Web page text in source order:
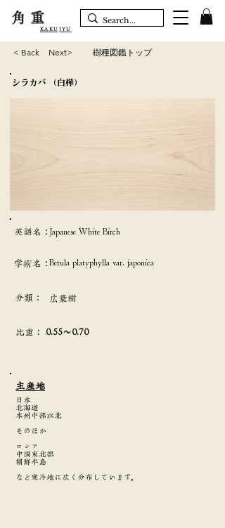
角重
KAKUJYU
< Back Next> 樹種図鑑トップ
シラカバ （白樺）
英語名：Japanese White Birch
学術名：Betula platyphylla var. japonica
分類： 広葉樹
​比重： 0.55～0.70
主産地
日本
北海道
本州中部以北
そのほか
ロシア
中国東北部
朝鮮半島
など寒冷地に広く分布しています。